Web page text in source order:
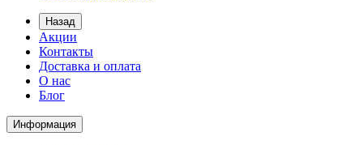
Назад
Акции
Контакты
Доставка и оплата
О нас
Блог
Информация